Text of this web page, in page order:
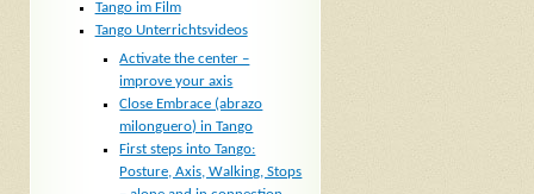
Tango im Film
Tango Unterrichtsvideos
Activate the center –
improve your axis
Close Embrace (abrazo
milonguero) in Tango
First steps into Tango:
Posture, Axis, Walking, Stops